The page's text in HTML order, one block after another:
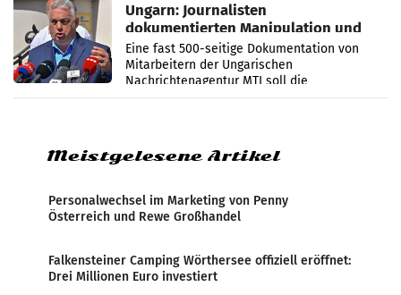
Ungarn: Journalisten
dokumentierten Manipulation und
Zensur
Eine fast 500-seitige Dokumentation von
Mitarbeitern der Ungarischen
Nachrichtenagentur MTI soll die
systematische Nachrichten-Manipulation und
Meistgelesene Artikel
Personalwechsel im Marketing von Penny
Österreich und Rewe Großhandel
Falkensteiner Camping Wörthersee offiziell eröffnet:
Drei Millionen Euro investiert